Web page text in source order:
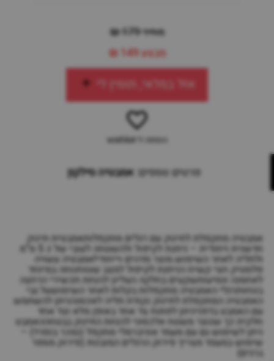
מחיר 179 ₪
מבצע149 ₪
אזל במלאי, תזמין לי
הוספה ל-wishlist
פרטים נוספים: אמבטיה סילקון
אמבטיה מתקפלת לתינוק עם רגלים מתקפלותאמבטית תינוק
חדשנית ויחודית – ניתנת לקיפול ולהשטחה לעובי של כ 5 ס”מ
ולתליה לאחר השימוש.מוצר מדהים וייחודי!אמבטיה עשויה
פלסטיק חצי קשיח הניתנת לקיפול למצב שטוחנוחה במיוחד
לאחסנה ונסיעותשקעים בחלקה העליון להנחת תכשירי הרחצה
בנוחותרגלי האמבטיה מתקפלות בקלות לאחר השימושעל גבי
האמבטיה המתקפלת לתינוק נקודת תליה לאכסנהניתן להשתמש
עם האמבט בדפניניתן לפתוח צד אחד באופן מלא וצד אחד
חלקית כך שנוצר משטח אלכסוני להנחת התינוק בבטחההאמבט
ניתן לשימוש גם עם מעמד אוניברסלי מתקפל (נמכר בנפרד) –
שימוש במעמד מצריך פירוק הרגלים המובנות (פירוק מספר
ברגים)